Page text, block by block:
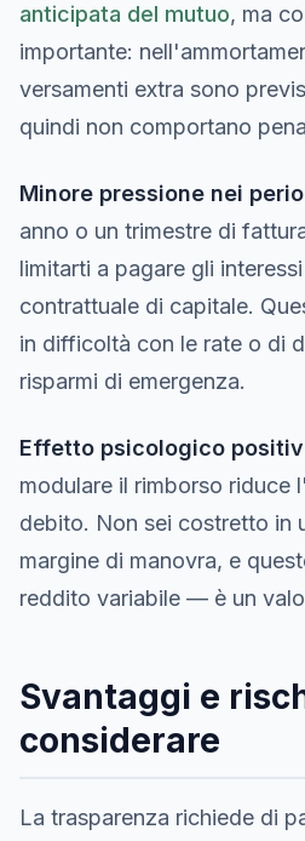
anticipata del mutuo, ma
importante:
versamenti extra sono
quindi non comportano
Minore pressione nei
anno o un trimestre di
limitarti a pagare gli
contrattuale di capitale.
in difficoltà con le rate o di
risparmi di emergenza.
Effetto psicologico
modulare il rimborso riduce
debito. Non sei costretto in
margine di manovra, e
reddito variabile — è un
Svantaggi e
considerare
La trasparenza richiede di